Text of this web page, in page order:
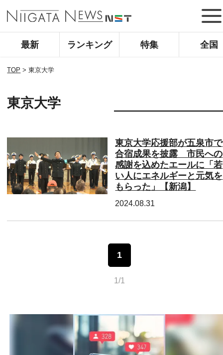
最新 ランキング 特集 全国
TOP >東京大学
東京大学
東京大学応援部が五泉市で
合宿成果を披露 市民への
感謝を込めたエールに「若
い人にエネルギーと元気を
もらった」【新潟】
2024.08.31
1
1/1